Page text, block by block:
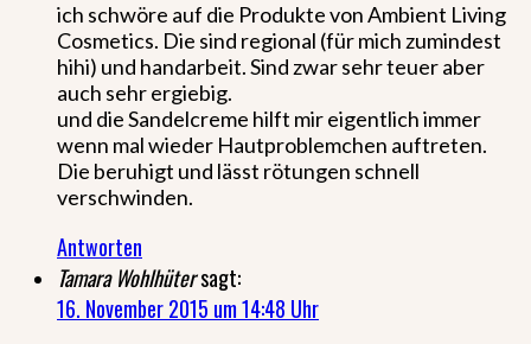
ich schwöre auf die Produkte von Ambient Living
Cosmetics. Die sind regional (für mich zumindest
hihi) und handarbeit. Sind zwar sehr teuer aber
auch sehr ergiebig.
und die Sandelcreme hilft mir eigentlich immer
wenn mal wieder Hautproblemchen auftreten.
Die beruhigt und lässt rötungen schnell
verschwinden.
Antworten
Tamara Wohlhütersagt:
16. November 2015 um 14:48 Uhr